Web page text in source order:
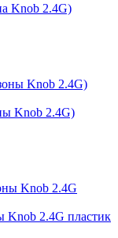
Knob 2.4G)
Knob 2.4G)
Knob 2.4G пластик